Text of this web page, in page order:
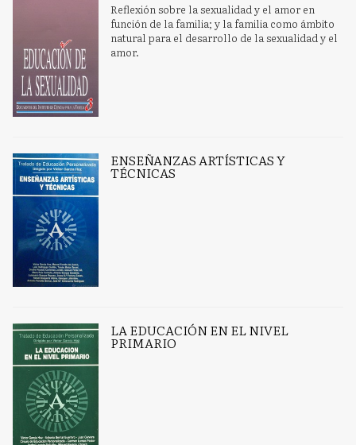
Reflexión sobre la sexualidad y el amor en
función de la familia; y la familia como ámbito
natural para el desarrollo de la sexualidad y el
amor.
ENSEÑANZAS ARTÍSTICAS Y
TÉCNICAS
LA EDUCACIÓN EN EL NIVEL
PRIMARIO